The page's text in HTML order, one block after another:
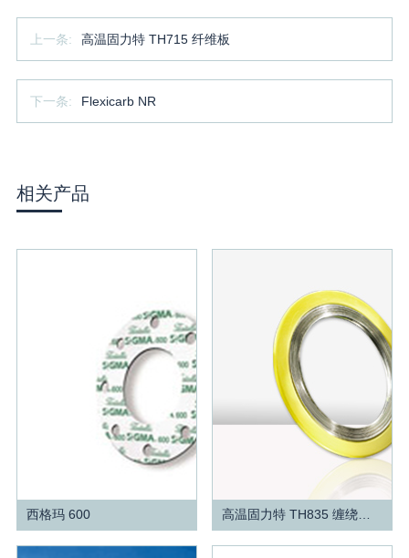
上一条: 高温固力特 TH715 纤维板
下一条: Flexicarb NR
相关产品
查看更多
西格玛 600
查看更多